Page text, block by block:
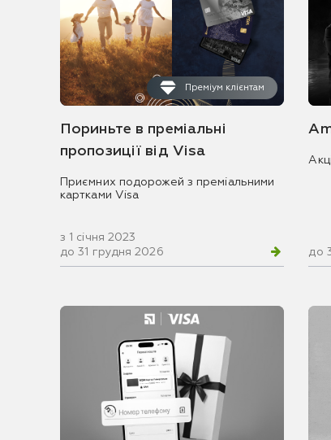
Преміум клієнтам
Пориньте в преміальні
пропозиції від Visa
Приємних подорожей з преміальними
картками Visa
з 1 січня 2023
до 31 грудня 2026
до